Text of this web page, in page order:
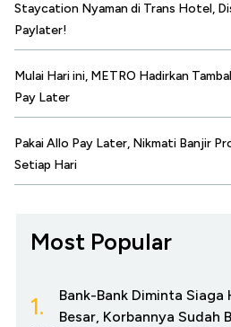
Staycation Nyaman di Trans Hotel,
Paylater!
Mulai Hari ini, METRO Hadirkan
Pay Later
Pakai Allo Pay Later, Nikmati Banjir
Setiap Hari
Most Popular
1.
Bank-Bank Diminta Siaga
Besar, Korbannya Sudah